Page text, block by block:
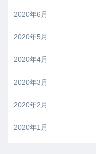
2020年6月
2020年5月
2020年4月
2020年3月
2020年2月
2020年1月